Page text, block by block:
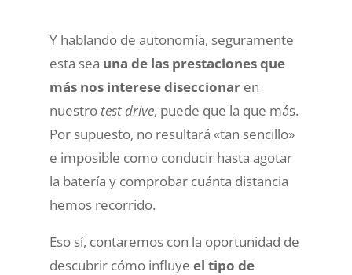
Y hablando de autonomía, seguramente
esta sea una de las prestaciones que
más nos interese diseccionaren
nuestro test drive, puede que la que más.
Por supuesto, no resultará «tan sencillo»
e imposible como conducir hasta agotar
la batería y comprobar cuánta distancia
hemos recorrido.
Eso sí, contaremos con la oportunidad de
descubrir cómo influye el tipo de